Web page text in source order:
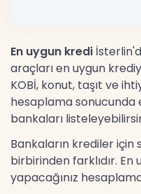
En uygun kredi
araçları en uygun
KOBİ, konut, taşıt ve
hesaplama sonucunda
bankaları
Bankaların krediler için
birbirinden farklıdır.
yapacağınız